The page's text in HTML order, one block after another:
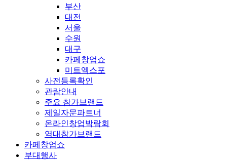
부산
대전
서울
수원
대구
카페창업쇼
미트엑스포
사전등록확인
관람안내
주요 참가브랜드
제일자문파트너
온라인창업박람회
역대참가브랜드
카페창업쇼
부대행사